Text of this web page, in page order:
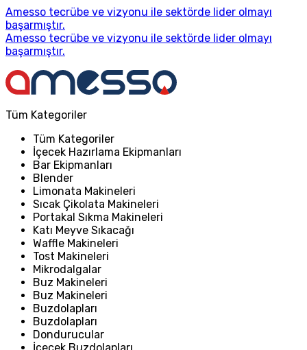
Amesso tecrübe ve vizyonu ile sektörde lider olmayı
başarmıştır.
Amesso tecrübe ve vizyonu ile sektörde lider olmayı
başarmıştır.
Tüm Kategoriler
Tüm Kategoriler
İçecek Hazırlama Ekipmanları
Bar Ekipmanları
Blender
Limonata Makineleri
Sıcak Çikolata Makineleri
Portakal Sıkma Makineleri
Katı Meyve Sıkacağı
Waffle Makineleri
Tost Makineleri
Mikrodalgalar
Buz Makineleri
Buz Makineleri
Buzdolapları
Buzdolapları
Dondurucular
İçecek Buzdolapları